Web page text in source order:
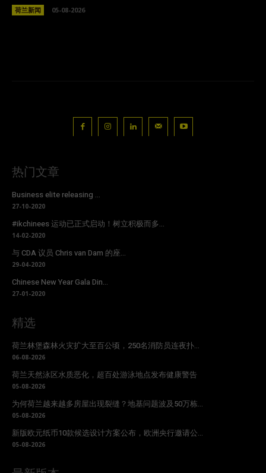
荷兰新闻 05-08-2026
热门文章
Business elite releasing ...
27-10-2020
#ikchinees 运动已正式启动！树立积极而多...
14-02-2020
与 CDA 议员 Chris van Dam 的座...
29-04-2020
Chinese New Year Gala Din...
27-01-2020
精选
荷兰林堡森林火灾扩大至百公顷，250名消防员连夜扑...
06-08-2026
荷兰天然泳区水质恶化，超百处游泳地点发布健康警告
05-08-2026
为何荷兰越来越多房屋出现裂缝？地基问题波及50万栋...
05-08-2026
新版欧元纸币10款候选设计方案公布，欧洲央行邀请公...
05-08-2026